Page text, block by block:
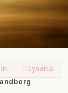
Lyssna